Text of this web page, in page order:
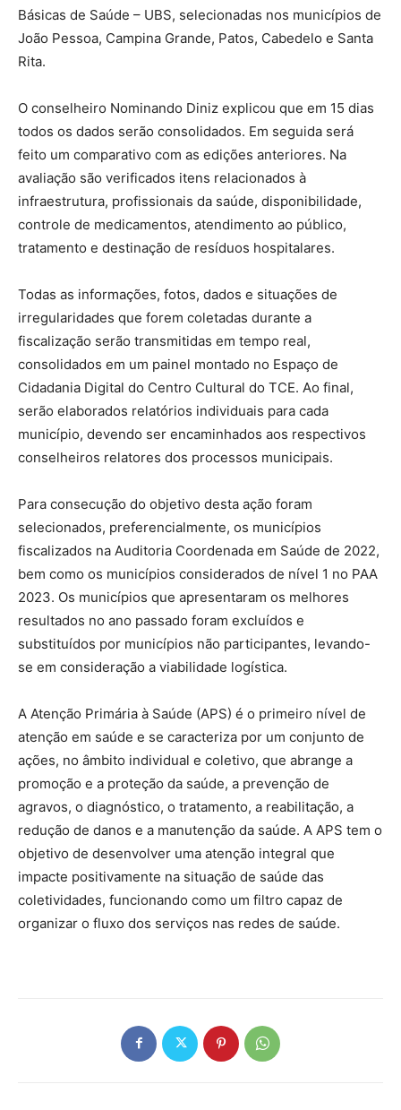
Básicas de Saúde – UBS, selecionadas nos municípios de
João Pessoa, Campina Grande, Patos, Cabedelo e Santa
Rita.
O conselheiro Nominando Diniz explicou que em 15 dias
todos os dados serão consolidados. Em seguida será
feito um comparativo com as edições anteriores. Na
avaliação são verificados itens relacionados à
infraestrutura, profissionais da saúde, disponibilidade,
controle de medicamentos, atendimento ao público,
tratamento e destinação de resíduos hospitalares.
Todas as informações, fotos, dados e situações de
irregularidades que forem coletadas durante a
fiscalização serão transmitidas em tempo real,
consolidados em um painel montado no Espaço de
Cidadania Digital do Centro Cultural do TCE. Ao final,
serão elaborados relatórios individuais para cada
município, devendo ser encaminhados aos respectivos
conselheiros relatores dos processos municipais.
Para consecução do objetivo desta ação foram
selecionados, preferencialmente, os municípios
fiscalizados na Auditoria Coordenada em Saúde de 2022,
bem como os municípios considerados de nível 1 no PAA
2023. Os municípios que apresentaram os melhores
resultados no ano passado foram excluídos e
substituídos por municípios não participantes, levando-
se em consideração a viabilidade logística.
A Atenção Primária à Saúde (APS) é o primeiro nível de
atenção em saúde e se caracteriza por um conjunto de
ações, no âmbito individual e coletivo, que abrange a
promoção e a proteção da saúde, a prevenção de
agravos, o diagnóstico, o tratamento, a reabilitação, a
redução de danos e a manutenção da saúde. A APS tem o
objetivo de desenvolver uma atenção integral que
impacte positivamente na situação de saúde das
coletividades, funcionando como um filtro capaz de
organizar o fluxo dos serviços nas redes de saúde.